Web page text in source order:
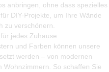
anbringen, ohne dass spezielles
DIY-Projekte, um Ihre Wände
zu verschönern.
jedes Zuhause
und Farben können unsere
werden – von modernen
Wohnzimmern. So schaffen Sie